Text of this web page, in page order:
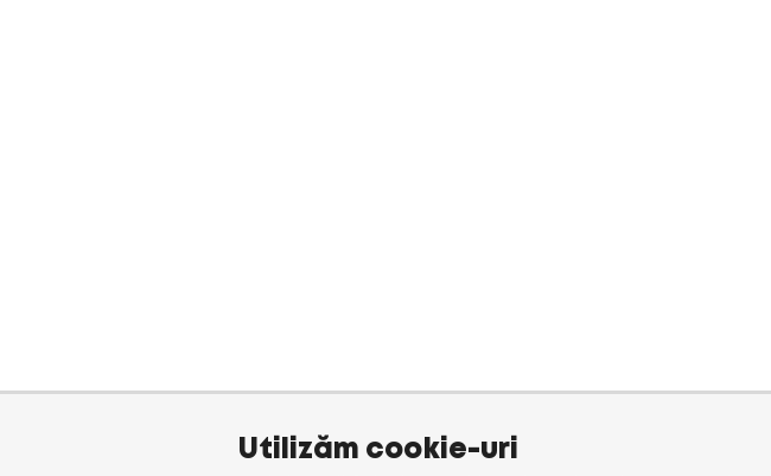
Utilizăm cookie-uri